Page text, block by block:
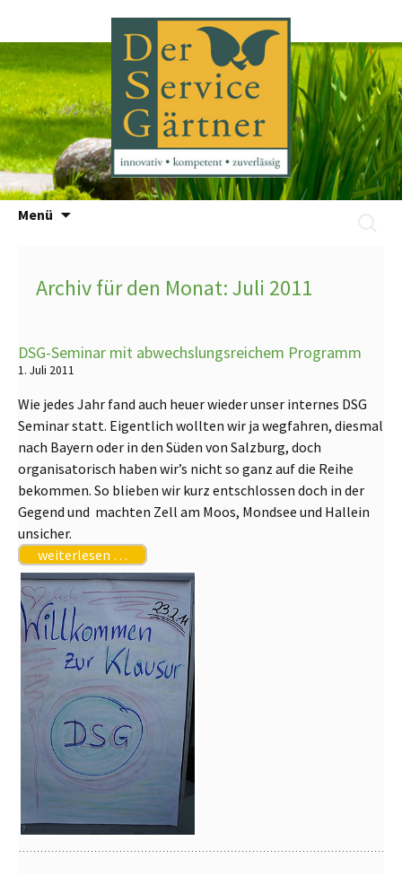
Menü
Zum
Archiv für den Monat: Juli 2011
DSG-Seminar mit abwechslungsreichem Programm
1. Juli 2011
Wie jedes Jahr fand auch heuer wieder unser internes DSG
Seminar statt. Eigentlich wollten wir ja wegfahren, diesmal
nach Bayern oder in den Süden von Salzburg, doch
organisatorisch haben wir’s nicht so ganz auf die Reihe
bekommen. So blieben wir kurz entschlossen doch in der
Gegend und machten Zell am Moos, Mondsee und Hallein
unsicher.
weiterlesen …